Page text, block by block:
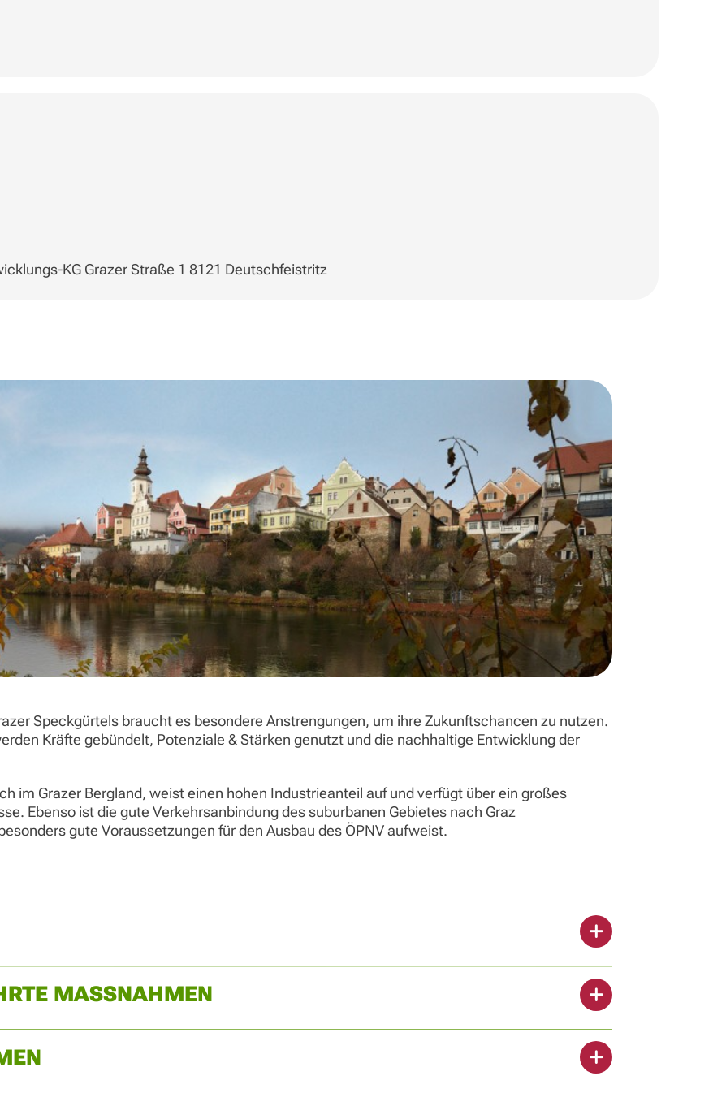
KG Grazer Straße 1 8121 Deutschfeistritz
Speckgürtels braucht es besondere Anstrengungen, um ihre Zukunftschancen zu nutzen.
Kräfte gebündelt, Potenziale & Stärken genutzt und die nachhaltige Entwicklung der
im Grazer Bergland, weist einen hohen Industrieanteil auf und verfügt über ein großes
Ebenso ist die gute Verkehrsanbindung des suburbanen Gebietes nach Graz
gute Voraussetzungen für den Ausbau des ÖPNV aufweist.
MASSNAHMEN